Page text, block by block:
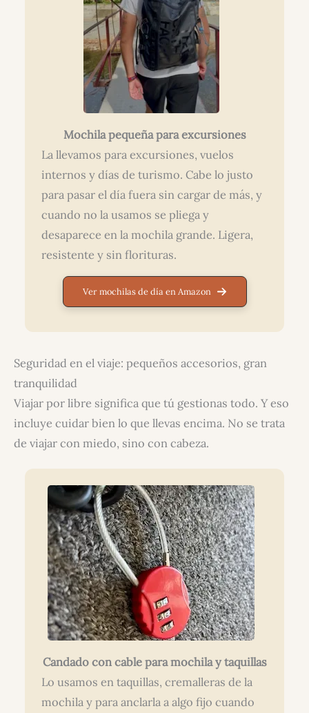
Mochila pequeña para excursiones
La llevamos para excursiones, vuelos
internos y días de turismo. Cabe lo justo
para pasar el día fuera sin cargar de más, y
cuando no la usamos se pliega y
desaparece en la mochila grande. Ligera,
resistente y sin florituras.
Ver mochilas de día en Amazon
Seguridad en el viaje: pequeños accesorios, gran
tranquilidad
Viajar por libre significa que tú gestionas todo. Y eso
incluye cuidar bien lo que llevas encima. No se trata
de viajar con miedo, sino con cabeza.
Candado con cable para mochila y taquillas
Lo usamos en taquillas, cremalleras de la
mochila y para anclarla a algo fijo cuando